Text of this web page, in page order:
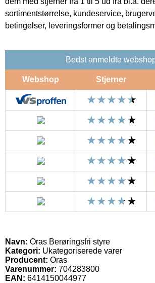
sortimentstørrelse, kundeservice,
betingelser, leveringsformer og
Bedst anmeldte
Webshop Stjerner
Navn: Oras Berøringsfri styre
Kategori: Ukategoriserede varer
Producent: Oras
Varenummer: 704283800
EAN: 6414150044977